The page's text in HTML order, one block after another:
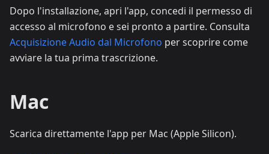
Dopo l'installazione, apri l'app, concedi il permesso di
accesso al microfono e sei pronto a partire. Consulta
Acquisizione Audio dal Microfono per scoprire come
avviare la tua prima trascrizione.
Mac
Scarica direttamente l'app per Mac (Apple Silicon).